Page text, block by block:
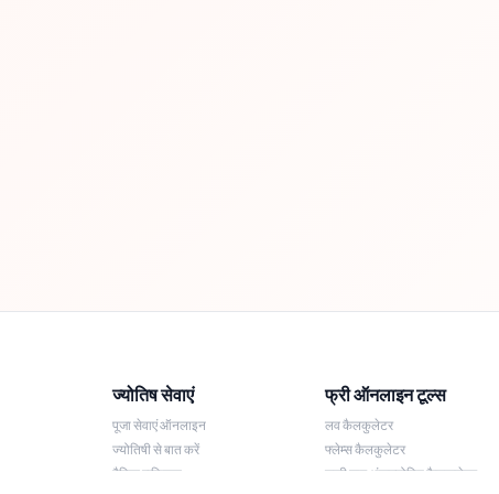
ज्योतिष सेवाएं
पूजा सेवाएं ऑनलाइन
ज्योतिषी से बात करें
दैनिक राशिफल
फ्री ऑनलाइन टूल्स
लव कैलकुलेटर
फ्लेम्स कैलकुलेटर
लकी नाम अंकज्योतिष कैलकुलेटर